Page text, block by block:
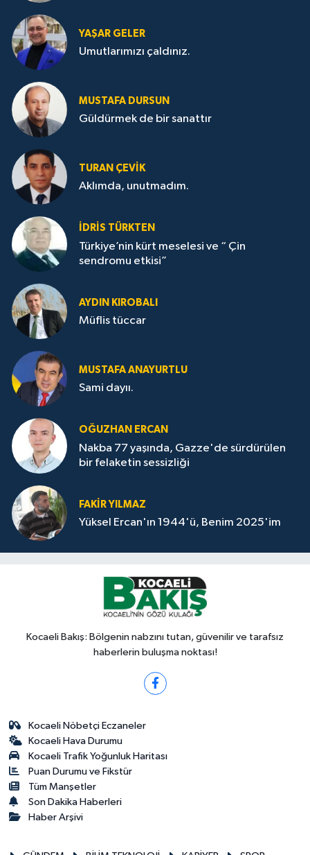
YAŞAR GELER
Umutlarımızı çaldınız.
MUSTAFA DURSUN
Güldürmek de bir sanattır
TURAN ÇEVİK
Aklımda, unutmadım.
İDRİS TÜRKTEN
Türkiye’nin kürt meselesi ve “ Çin
sendromu etkisi”
AYDIN KIROBALI
Müflis tüccar
MUSTAFA ANAYURTLU
Sami dayıı.
OĞUZHAN ERCAN
Nakba 77 yaşında, Gazze'de sürdürülen
bir felaketin sessizliği
FAKİR YILMAZ
Yüksel Ercan'ın 1944'ü, Benim 2025'im
Kocaeli Bakış: Bölgenin nabzını tutan, güvenilir ve tarafsız
haberlerin buluşma noktası!
Kocaeli Nöbetçi Eczaneler
Kocaeli Hava Durumu
Kocaeli Trafik Yoğunluk Haritası
Puan Durumu ve Fikstür
Tüm Manşetler
Son Dakika Haberleri
Haber Arşivi